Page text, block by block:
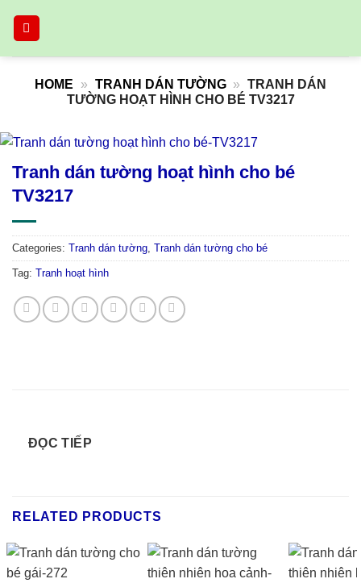
HOME » TRANH DÁN TƯỜNG » TRANH DÁN
TƯỜNG HOẠT HÌNH CHO BÉ TV3217
Tranh dán tường hoạt hình cho bé
TV3217
Categories: Tranh dán tường, Tranh dán tường cho bé
Tag: Tranh hoạt hình
ĐỌC TIẾP
RELATED PRODUCTS